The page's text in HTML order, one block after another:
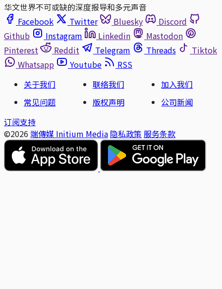
华文世界不可或缺的深度报导和多元声音
Facebook
Twitter Bluesky
Discord
Github
Instagram Linkedin
Mastodon
Pinterest
Reddit Telegram Threads
Tiktok
Whatsapp
Youtube
RSS
关于我们
联络我们
加入我们
常见问题
版权声明
公司新闻
订阅支持
©2026 端傳媒 Initium Media 隐私政策 服务条款